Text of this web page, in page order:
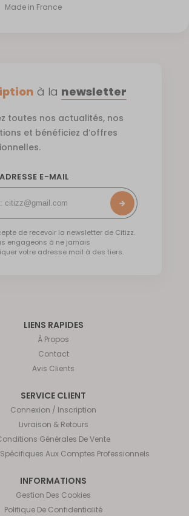
Made in France
LIENS RAPIDES
À Propos
Contact
Avis Clients
SERVICE CLIENT
Connexion / Inscription
Livraison & Retours
Générales De Vente
Aux Comptes Professionnels
INFORMATIONS
Gestion Des Cookies
Politique De Confidentialité
à la newsletter
toutes nos actualités, nos
et bénéficiez d’offres
E-MAIL
de recevoir la newsletter de Citizz.
engageons à ne jamais
votre adresse mail à des tiers.